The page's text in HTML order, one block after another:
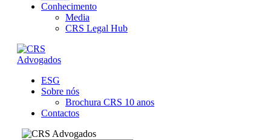
Conhecimento
Media
CRS Legal Hub
ESG
Sobre nós
Brochura CRS 10 anos
Contactos